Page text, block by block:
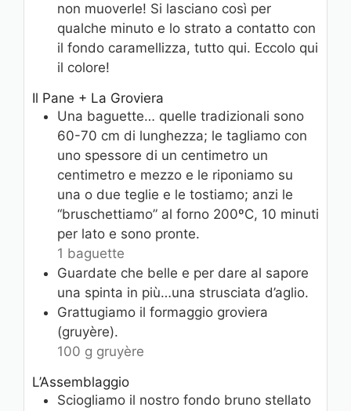
non muoverle! Si lasciano così per
qualche minuto e lo strato a contatto con
il fondo caramellizza, tutto qui. Eccolo qui
il colore!
Il Pane + La Groviera
Una baguette… quelle tradizionali sono
60-70 cm di lunghezza; le tagliamo con
uno spessore di un centimetro un
centimetro e mezzo e le riponiamo su
una o due teglie e le tostiamo; anzi le
“bruschettiamo” al forno 200ºC, 10 minuti
per lato e sono pronte.
1 baguette
Guardate che belle e per dare al sapore
una spinta in più…una strusciata d’aglio.
Grattugiamo il formaggio groviera
(gruyère).
100 g gruyère
L’Assemblaggio
Sciogliamo il nostro fondo bruno stellato